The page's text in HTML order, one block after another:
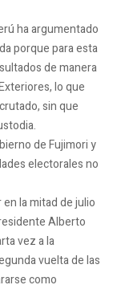
ha argumentado
porque para esta
de manera
lo que
sin que
de Fujimori y
electorales no
la mitad de julio
Alberto
vez a la
vuelta de las
como